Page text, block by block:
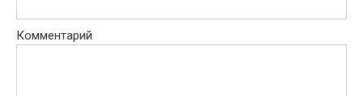
Комментарий